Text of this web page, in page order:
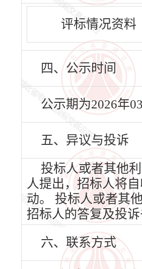
评标情况资料
四、公示时间
公示期为2026年
五、异议与投诉
投标人或者其他
人提出，招标人将
动。 投标人或者其
招标人的答复及投
六、联系方式